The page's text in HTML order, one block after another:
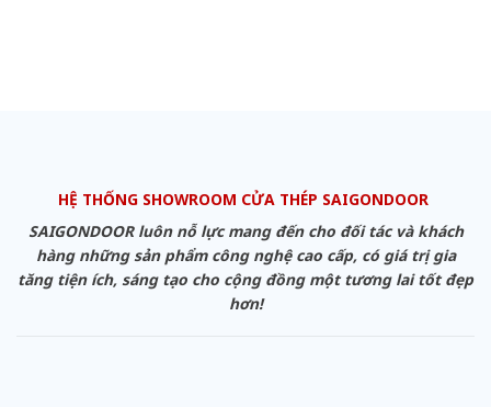
HỆ THỐNG SHOWROOM CỬA THÉP SAIGONDOOR
SAIGONDOOR luôn nỗ lực mang đến cho đối tác và khách
hàng những sản phẩm công nghệ cao cấp, có giá trị gia
tăng tiện ích, sáng tạo cho cộng đồng một tương lai tốt đẹp
hơn!